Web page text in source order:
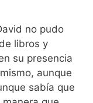
no pudo
libros y
su presencia
aunque
sabía que